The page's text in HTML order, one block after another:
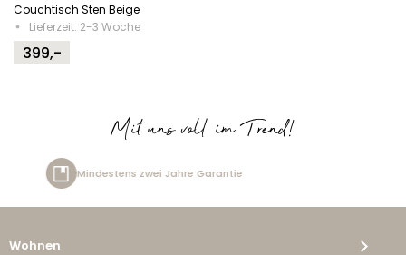
Couchtisch Sten Beige
Lieferzeit: 2-3 Woche
399,-
Mit uns voll im Trend!
Garantie
Wohnen